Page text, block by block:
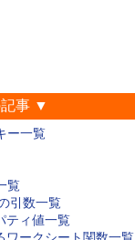
記事 ▼
ー一覧
覧
引数一覧
ティ値一覧